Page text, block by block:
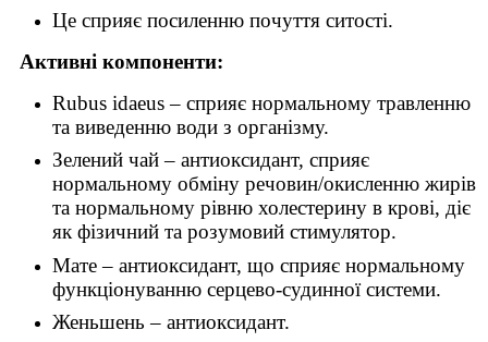
Це сприяє посиленню почуття ситості.
Активні компоненти:
Rubus idaeus – сприяє нормальному травленню
та виведенню води з організму.
Зелений чай – антиоксидант, сприяє
нормальному обміну речовин/окисленню жирів
та нормальному рівню холестерину в крові, діє
як фізичний та розумовий стимулятор.
Мате – антиоксидант, що сприяє нормальному
функціонуванню серцево-судинної системи.
Женьшень – антиоксидант.